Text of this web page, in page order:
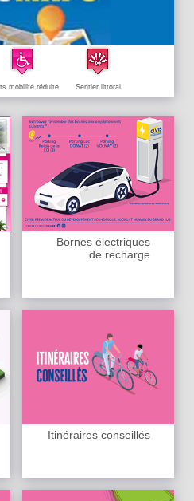
mobilité réduite Sentier littoral
Bornes électriques
de recharge
Itinéraires conseillés